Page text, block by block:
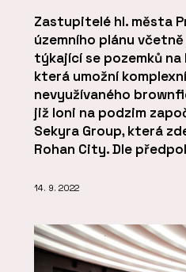
Zastupitelé hl. města
územního plánu
týkající se pozemků
která umožní
nevyužívaného
již loni na podzim
Sekyra Group, která
Rohan City. Dle
14. 9. 2022